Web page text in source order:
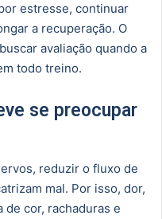
estresse, continuar
a recuperação. O
avaliação quando a
todo treino.
se preocupar
reduzir o fluxo de
mal. Por isso, dor,
de cor, rachaduras e